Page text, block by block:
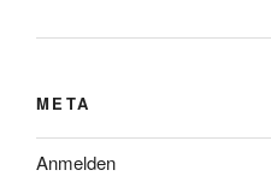
META
Anmelden